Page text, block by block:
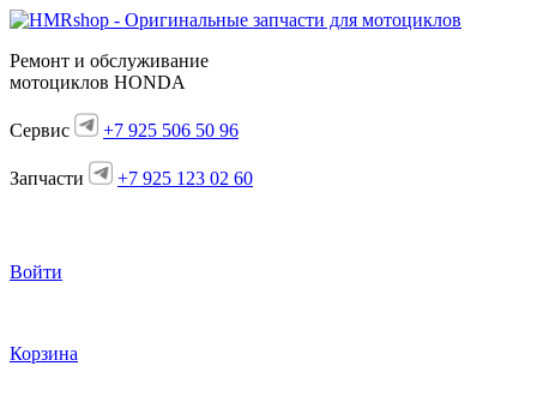
Ремонт и обслуживание
мотоциклов HONDA
Сервис +7 925 506 50 96
Запчасти +7 925 123 02 60
Войти
Корзина